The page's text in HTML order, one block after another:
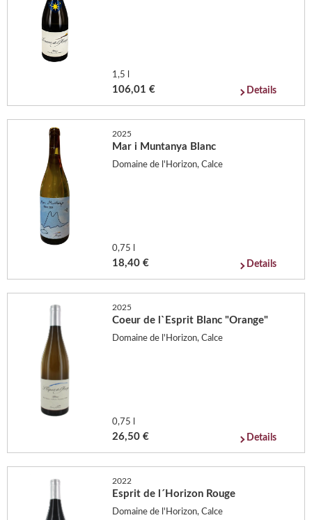
1,5 l
106,01 € Details
2025
Mar i Muntanya Blanc
Domaine de l'Horizon, Calce
0,75 l
18,40 € Details
2025
Coeur de l`Esprit Blanc "Orange"
Domaine de l'Horizon, Calce
0,75 l
26,50 € Details
2022
Esprit de l´Horizon Rouge
Domaine de l'Horizon, Calce